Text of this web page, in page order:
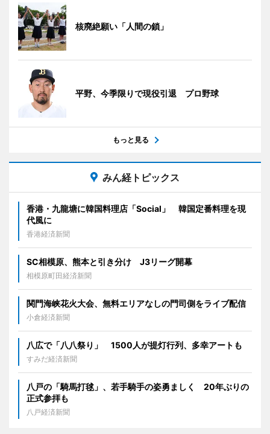
核廃絶願い「人間の鎖」
平野、今季限りで現役引退 プロ野球
もっと見る
みん経トピックス
香港・九龍塘に韓国料理店「Social」 韓国定番料理を現
代風に
香港経済新聞
SC相模原、熊本と引き分け J3リーグ開幕
相模原町田経済新聞
関門海峡花火大会、無料エリアなしの門司側をライブ配信
小倉経済新聞
八広で「八八祭り」 1500人が提灯行列、多幸アートも
すみだ経済新聞
八戸の「騎馬打毬」、若手騎手の姿勇ましく 20年ぶりの
正式参拝も
八戸経済新聞